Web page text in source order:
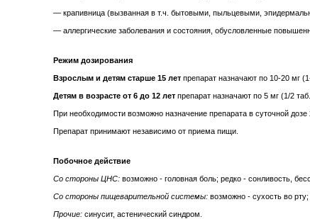
— крапивница (вызванная в т.ч. бытовыми, пыльцевыми,
— аллергические заболевания и состояния, обусловленные
Режим дозирования
Взрослым и детям старше 15 лет препарат назначают по 10-20 мг
Детям в возрасте от 6 до 12 лет препарат назначают по 5 мг (1/2
При необходимости возможно назначение препарата в суточной дозе
Препарат принимают независимо от приема пищи.
Побочное действие
Со стороны ЦНС: возможно - головная боль; редко - сонливость,
Со стороны пищеварительной системы: возможно - сухость во
Прочие: синусит, астенический синдром.